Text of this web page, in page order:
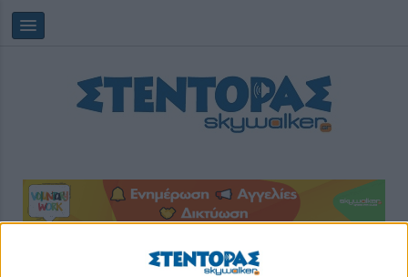
Κυριακή, 09/08/202601:32:42